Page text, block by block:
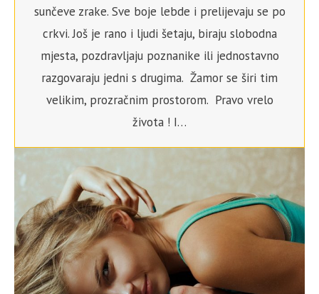
sunčeve zrake. Sve boje lebde i prelijevaju se po
crkvi. Još je rano i ljudi šetaju, biraju slobodna
mjesta, pozdravljaju poznanike ili jednostavno
razgovaraju jedni s drugima. Žamor se širi tim
velikim, prozračnim prostorom. Pravo vrelo
života ! I…